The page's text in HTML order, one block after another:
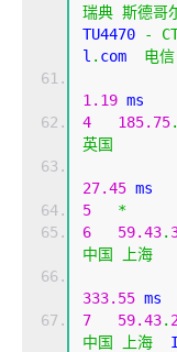
瑞典 斯德哥
TU4470
-
l . com 电信
1.19 ms
4
185.75.
英国
27.45 ms
5
*
6
59.43.
中国
上海
333.55 ms
7
59.43.
中国
上海
  I